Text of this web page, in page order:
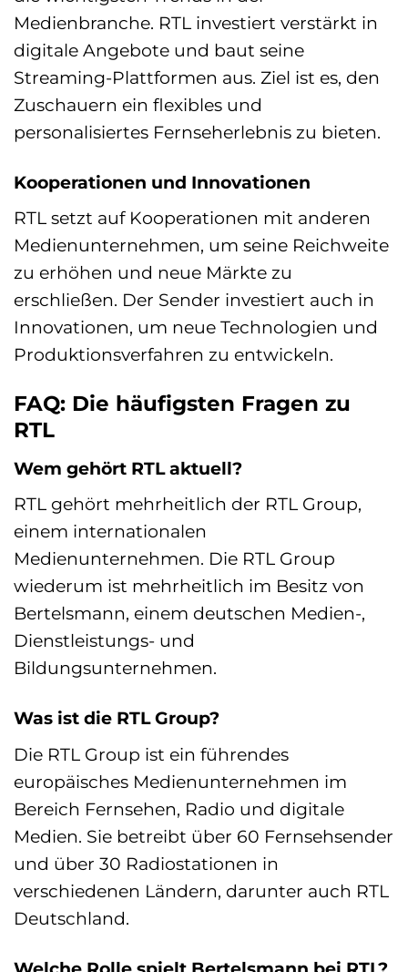
Medienbranche. RTL investiert verstärkt in
digitale Angebote und baut seine
Streaming-Plattformen aus. Ziel ist es, den
Zuschauern ein flexibles und
personalisiertes Fernseherlebnis zu bieten.
Kooperationen und Innovationen
RTL setzt auf Kooperationen mit anderen
Medienunternehmen, um seine Reichweite
zu erhöhen und neue Märkte zu
erschließen. Der Sender investiert auch in
Innovationen, um neue Technologien und
Produktionsverfahren zu entwickeln.
FAQ: Die häufigsten Fragen zu
RTL
Wem gehört RTL aktuell?
RTL gehört mehrheitlich der RTL Group,
einem internationalen
Medienunternehmen. Die RTL Group
wiederum ist mehrheitlich im Besitz von
Bertelsmann, einem deutschen Medien-,
Dienstleistungs- und
Bildungsunternehmen.
Was ist die RTL Group?
Die RTL Group ist ein führendes
europäisches Medienunternehmen im
Bereich Fernsehen, Radio und digitale
Medien. Sie betreibt über 60 Fernsehsender
und über 30 Radiostationen in
verschiedenen Ländern, darunter auch RTL
Deutschland.